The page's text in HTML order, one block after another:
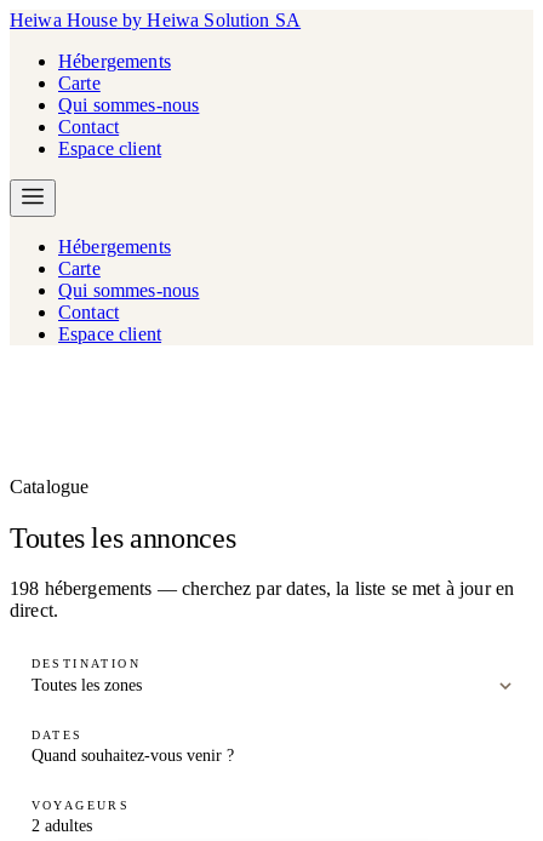
Heiwa House by Heiwa Solution SA
Hébergements
Carte
Qui sommes-nous
Contact
Espace client
Hébergements
Carte
Qui sommes-nous
Contact
Espace client
Catalogue
Toutes les annonces
198 hébergements — cherchez par dates, la liste se met à jour en
direct.
DESTINATION
DATES
Quand souhaitez-vous venir ?
VOYAGEURS
2 adultes